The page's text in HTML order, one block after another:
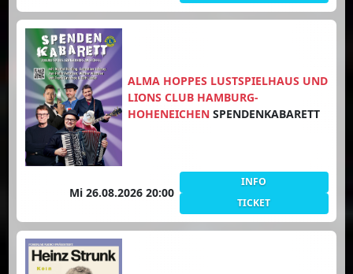
ALMA HOPPES LUSTSPIELHAUS UND
LIONS CLUB HAMBURG-
HOHENEICHEN SPENDENKABARETT
Mi 26.08.2026 20:00
INFO
TICKET